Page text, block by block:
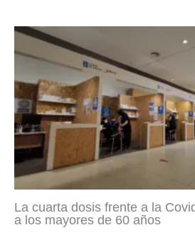
La cuarta dosis frente a la
a los mayores de 60 años